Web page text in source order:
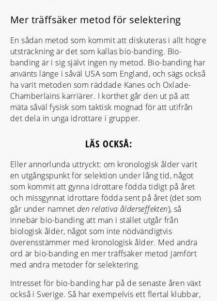
Mer träffsäker metod för selektering
En sådan metod som kommit att diskuteras i allt högre
utsträckning är det som kallas bio-banding. Bio-
banding är i sig självt ingen ny metod. Bio-banding har
använts länge i såväl USA som England, och sägs också
ha varit metoden som räddade Kanes och Oxlade-
Chamberlains karriärer. I korthet går den ut på att
mäta såväl fysisk som taktisk mognad för att utifrån
det dela in unga idrottare i grupper.
LÄS OCKSÅ:
Eller annorlunda uttryckt: om kronologisk ålder varit
en utgångspunkt för selektion under lång tid, något
som kommit att gynna idrottare födda tidigt på året
och missgynnat idrottare födda sent på året (det som
går under namnet den relativa ålderseffekten), så
innebär bio-banding att man i stället utgår från
biologisk ålder, något som inte nödvändigtvis
överensstämmer med kronologisk ålder. Med andra
ord är bio-banding en mer träffsäker metod jämfört
med andra metoder för selektering.
Intresset för bio-banding har på de senaste åren växt
också i Sverige. Så har exempelvis ett flertal klubbar,